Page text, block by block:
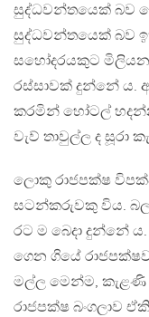
සුද්ධවන්තයෙක් බව
සුද්ධවන්තයෙක් බව
සහෝදරයකුට
රස්සාවක් දුන්නේ ය.
කරමින් හෝටල්
වැව් තාවුල්ල ද සූරා
ලොකු රාජපක්ෂ
සටන්කරුවකු විය.
රට ම බෙදා දුන්නේ
ගෙන ගියේ
මල්ල මෙන්ම, කැළණි
රාජපක්ෂ බංගලාව